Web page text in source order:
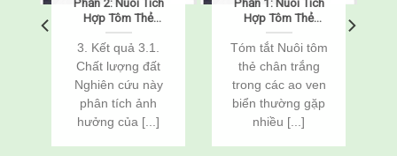
Hợp Tôm Thẻ
Chân Trắng
(Penaeus
vannamei) Và Cá
Rô Phi
(Oreochromis
niloticus) Thông
Qua Cải Tạo Đất
3. Kết quả 3.1.
Chất lượng đất
Nghiên cứu này
phân tích ảnh
hưởng của [...]
Hợp Tôm Thẻ
Chân Trắng
(Penaeus
vannamei) Và Cá
Rô Phi
(Oreochromis
niloticus) Thông
Qua Cải Tạo Đất
Tóm tắt Nuôi tôm
thẻ chân trắng
trong các ao ven
biển thường gặp
nhiều [...]